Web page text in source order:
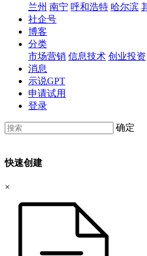
兰州 南宁 呼和浩特 哈尔滨
社企号
博客
分类
市场营销 信息技术 创业投资
消息
示说GPT
申请试用
登录
确定
快速创建
×